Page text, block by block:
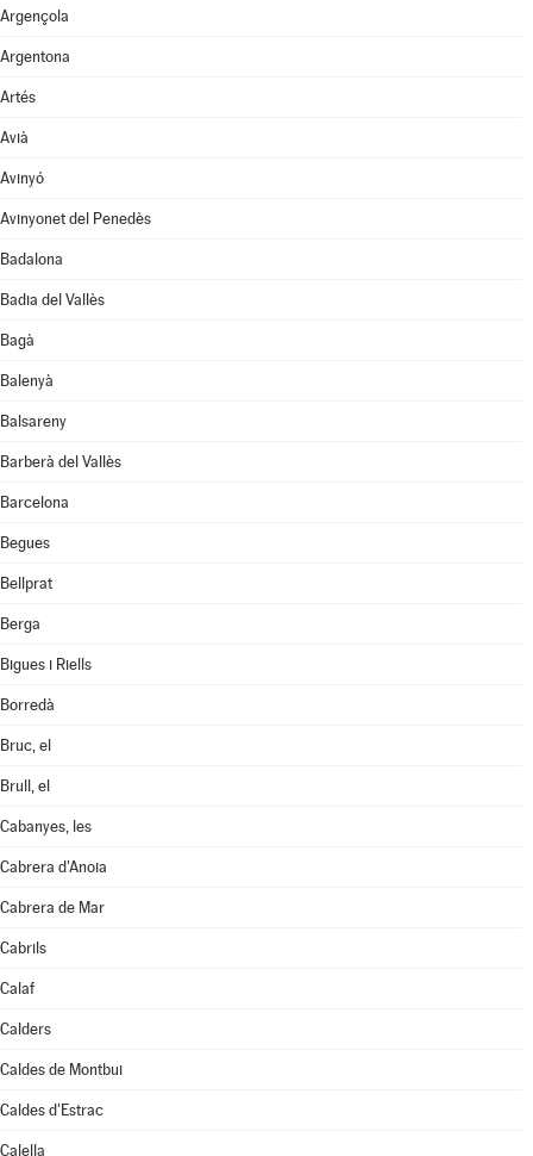
Argençola
Argentona
Artés
Avià
Avinyó
Avinyonet del Penedès
Badalona
Badia del Vallès
Bagà
Balenyà
Balsareny
Barberà del Vallès
Barcelona
Begues
Bellprat
Berga
Bigues i Riells
Borredà
Bruc, el
Brull, el
Cabanyes, les
Cabrera d'Anoia
Cabrera de Mar
Cabrils
Calaf
Calders
Caldes de Montbui
Caldes d'Estrac
Calella